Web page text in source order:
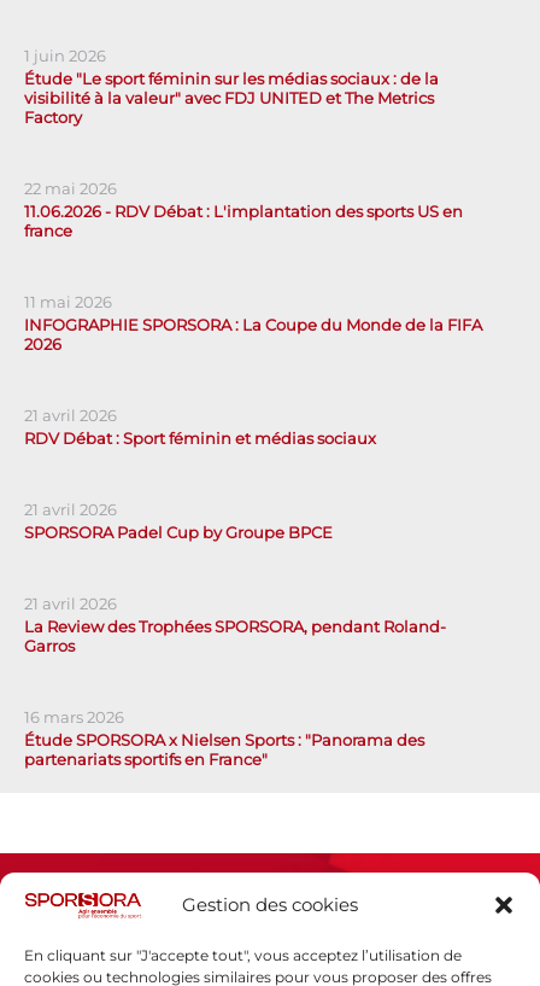
Gestion des cookies
En cliquant sur "J'accepte tout", vous acceptez l’utilisation de
cookies ou technologies similaires pour vous proposer des offres
1 juin 2026
Étude "Le sport féminin sur les médias sociaux : de la
visibilité à la valeur" avec FDJ UNITED et The Metrics
Factory
22 mai 2026
11.06.2026 - RDV Débat : L'implantation des sports US en
france
11 mai 2026
INFOGRAPHIE SPORSORA : La Coupe du Monde de la FIFA
2026
21 avril 2026
RDV Débat : Sport féminin et médias sociaux
21 avril 2026
SPORSORA Padel Cup by Groupe BPCE
21 avril 2026
La Review des Trophées SPORSORA, pendant Roland-
Garros
16 mars 2026
Étude SPORSORA x Nielsen Sports : "Panorama des
partenariats sportifs en France"